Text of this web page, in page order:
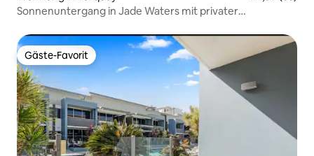
Sonnenuntergang in Jade Waters mit privater
Gäste-Favorit
Gäste-Favorit